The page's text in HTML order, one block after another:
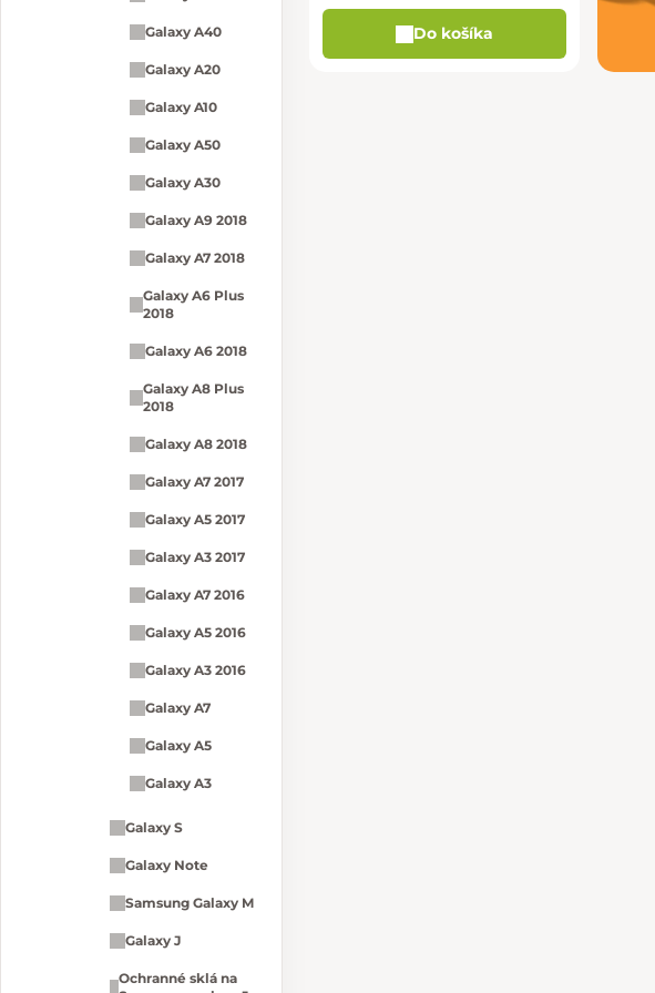
Galaxy A40
Galaxy A20
Galaxy A10
Galaxy A50
Galaxy A30
Galaxy A9 2018
Galaxy A7 2018
Galaxy A6 Plus
2018
Galaxy A6 2018
Galaxy A8 Plus
2018
Galaxy A8 2018
Galaxy A7 2017
Galaxy A5 2017
Galaxy A3 2017
Galaxy A7 2016
Galaxy A5 2016
Galaxy A3 2016
Galaxy A7
Galaxy A5
Galaxy A3
Galaxy S
Galaxy Note
Samsung Galaxy M
Galaxy J
Ochranné sklá na
Do košíka